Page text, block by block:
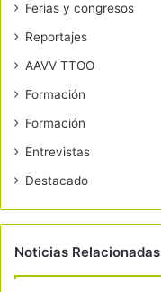
Ferias y congresos
Reportajes
AAVV TTOO
Formación
Formación
Entrevistas
Destacado
Noticias Relacionadas